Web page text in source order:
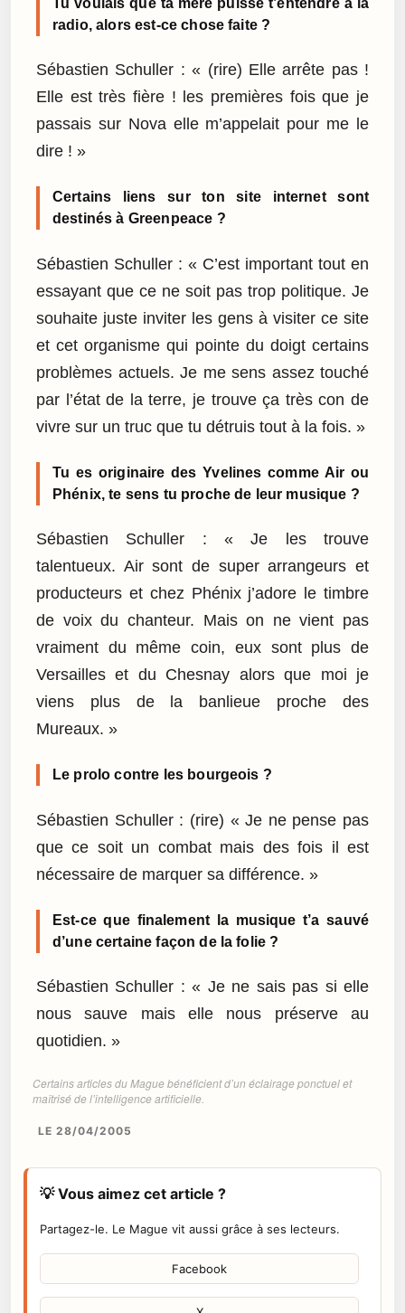
radio, alors est-ce chose faite ?
Sébastien Schuller : « (rire) Elle arrête pas !
Elle est très fière ! les premières fois que je
passais sur Nova elle m’appelait pour me le
dire ! »
Certains liens sur ton site internet sont
destinés à Greenpeace ?
Sébastien Schuller : « C’est important tout en
essayant que ce ne soit pas trop politique. Je
souhaite juste inviter les gens à visiter ce site
et cet organisme qui pointe du doigt certains
problèmes actuels. Je me sens assez touché
par l’état de la terre, je trouve ça très con de
vivre sur un truc que tu détruis tout à la fois. »
Tu es originaire des Yvelines comme Air ou
Phénix, te sens tu proche de leur musique ?
Sébastien Schuller : « Je les trouve
talentueux. Air sont de super arrangeurs et
producteurs et chez Phénix j’adore le timbre
de voix du chanteur. Mais on ne vient pas
vraiment du même coin, eux sont plus de
Versailles et du Chesnay alors que moi je
viens plus de la banlieue proche des
Mureaux. »
Le prolo contre les bourgeois ?
Sébastien Schuller : (rire) « Je ne pense pas
que ce soit un combat mais des fois il est
nécessaire de marquer sa différence. »
Est-ce que finalement la musique t’a sauvé
d’une certaine façon de la folie ?
Sébastien Schuller : « Je ne sais pas si elle
nous sauve mais elle nous préserve au
quotidien. »
Certains articles du Mague bénéficient d’un éclairage ponctuel et
maîtrisé de l’intelligence artificielle.
LE 28/04/2005
💡 Vous aimez cet article ?
Partagez-le. Le Mague vit aussi grâce à ses lecteurs.
Facebook